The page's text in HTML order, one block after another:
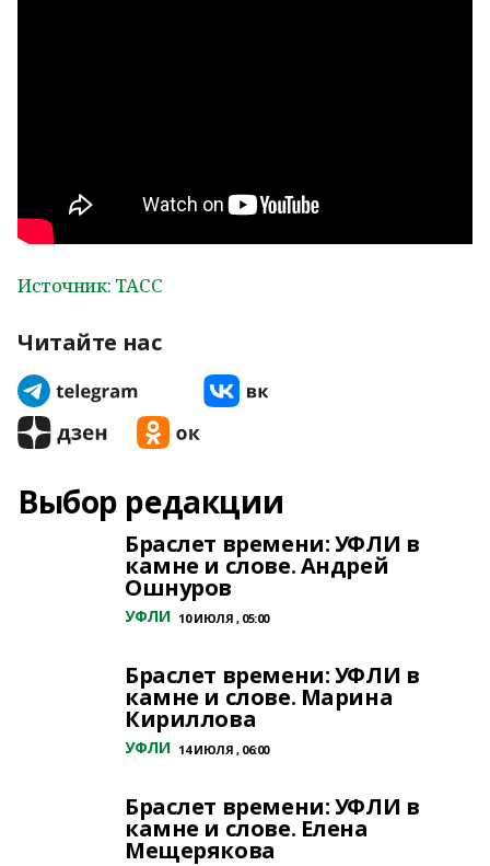
Источник: ТАСС
Читайте нас
Выбор редакции
Браслет времени: УФЛИ в
камне и слове. Андрей
Ошнуров
УФЛИ 10 ИЮЛЯ , 05:00
Браслет времени: УФЛИ в
камне и слове. Марина
Кириллова
УФЛИ 14 ИЮЛЯ , 06:00
Браслет времени: УФЛИ в
камне и слове. Елена
Мещерякова